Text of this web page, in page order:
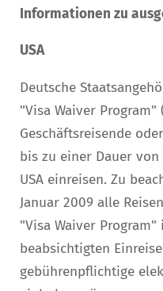
Informationen zu
USA
Deutsche
"Visa Waiver Program"
Geschäftsreisende
bis zu einer Dauer
USA einreisen. Zu
Januar 2009 alle
"Visa Waiver
beabsichtigten
gebührenpflichtige